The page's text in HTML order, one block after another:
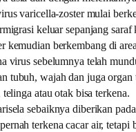
varicella-zoster mulai
keluar sepanjang saraf
kemudian berkembang di
virus sebelumnya telah
tubuh, wajah dan juga organ
telinga atau otak bisa terkena.
sebaiknya diberikan
terkena cacar air, tetapi